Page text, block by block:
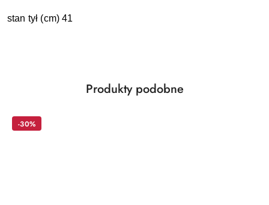
stan tył (cm) 41
Pomiń karuzelę produktów
Produkty
Produkty podobne
-30%